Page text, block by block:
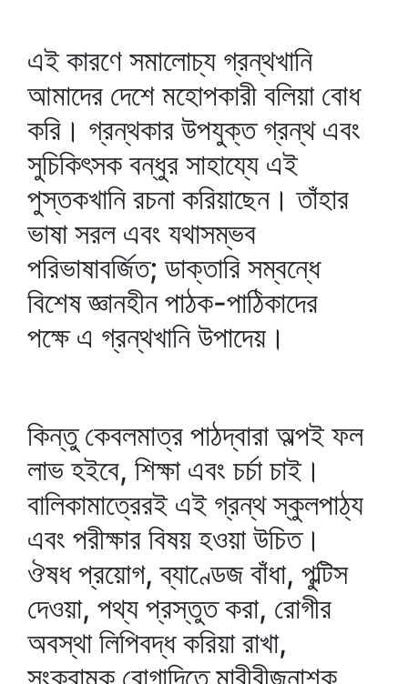
এই কারণে সমালোচ্য গ্রন্থখানি
আমাদের দেশে মহোপকারী বলিয়া বোধ
করি। গ্রন্থকার উপযুক্ত গ্রন্থ এবং
সুচিকিৎসক বন্ধুর সাহায্যে এই
পুস্তকখানি রচনা করিয়াছেন। তাঁহার
ভাষা সরল এবং যথাসম্ভব
পরিভাষাবর্জিত; ডাক্তারি সম্বন্ধে
বিশেষ জ্ঞানহীন পাঠক-পাঠিকাদের
পক্ষে এ গ্রন্থখানি উপাদেয়।
কিন্তু কেবলমাত্র পাঠদ্বারা অল্পই ফল
লাভ হইবে, শিক্ষা এবং চর্চা চাই।
বালিকামাত্রেরই এই গ্রন্থ স্কুলপাঠ্য
এবং পরীক্ষার বিষয় হওয়া উচিত।
ঔষধ প্রয়োগ, ব্যাণ্ডেজ বাঁধা, পুল্টিস
দেওয়া, পথ্য প্রস্তুত করা, রোগীর
অবস্থা লিপিবদ্ধ করিয়া রাখা,